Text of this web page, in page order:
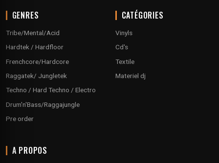
GENRES
Tribe/Mental/Acid
Hardtek / Hardfloor
Frenchcore/Hardcore
Raggatek/ Jungletek
Techno / Hard Techno / Electro
Drum'n'Bass/Raggajungle
Pre order
CATÉGORIES
Vinyls
Cd's
Textile
Materiel dj
A PROPOS